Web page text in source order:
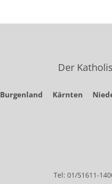
Der
Burgenland Kärnten
Tel: 01/51611-